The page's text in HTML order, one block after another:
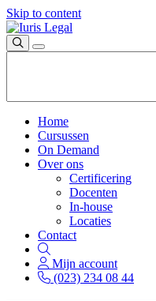
Skip to content
Home
Cursussen
On Demand
Over ons
Certificering
Docenten
In-house
Locaties
Contact
Mijn account
(023) 234 08 44